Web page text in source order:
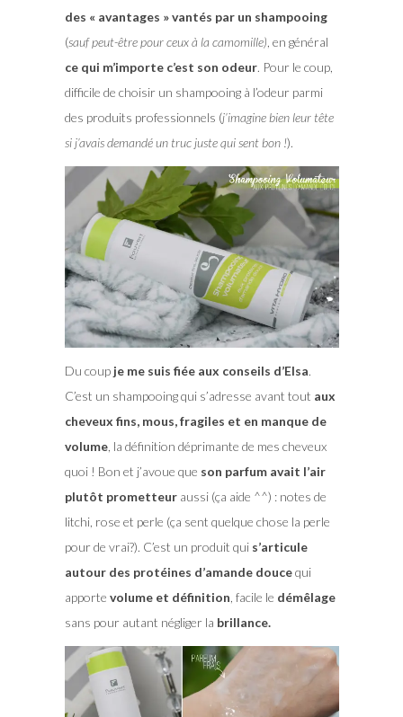
des « avantages » vantés par un shampooing
(sauf peut-être pour ceux à la camomille) , en général
ce qui m’importe c’est son odeur. Pour le coup,
difficile de choisir un shampooing à l’odeur parmi
des produits professionnels (j’imagine bien leur tête
si j’avais demandé un truc juste qui sent bon !).
Du coup je me suis fiée aux conseils d’Elsa.
C’est un shampooing qui s’adresse avant tout aux
cheveux fins, mous, fragiles et en manque de
volume, la définition déprimante de mes cheveux
quoi ! Bon et j’avoue que son parfum avait l’air
plutôt prometteuraussi (ça aide ^^) : notes de
litchi, rose et perle (ça sent quelque chose la perle
pour de vrai?). C’est un produit qui s’articule
autour des protéines d’amande doucequi
apporte volume et définition, facile le démêlage
sans pour autant négliger la brillance.